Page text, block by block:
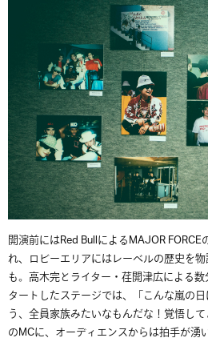
開演前にはRed BullによるMAJOR
れ、ロビーエリアにはレーベルの歴史を
も。高木完とライター・荏開津広による
タートしたステージでは、「こんな嵐の
う、全員家族みたいなもんだな！覚悟し
のMCに、オーディエンスからは拍手が湧